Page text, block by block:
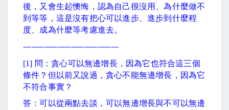
後，又會生起懊悔，認為自己很沒用、為什麼做不
到等等，這是沒有把心可以進步、進步到什麼程
度、成為什麼等考慮進去。
------------------------------------
[1] 問：貪心可以無邊增長，因為它也符合這三個
條件？但以前又說過，貪心不能無邊增長，因為它
不符合事實？
答：可以從兩點去談，可以無邊增長與不可以無邊